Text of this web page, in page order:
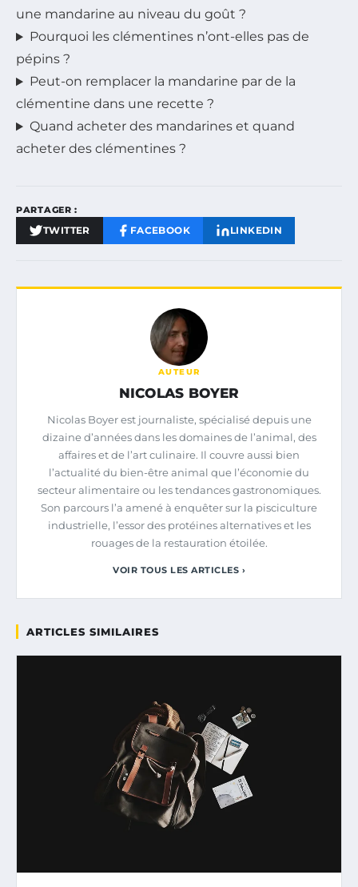
une mandarine au niveau du goût ?
Pourquoi les clémentines n’ont-elles pas de
pépins ?
Peut-on remplacer la mandarine par de la
clémentine dans une recette ?
Quand acheter des mandarines et quand
acheter des clémentines ?
PARTAGER :
TWITTER FACEBOOK LINKEDIN
AUTEUR
NICOLAS BOYER
Nicolas Boyer est journaliste, spécialisé depuis une
dizaine d’années dans les domaines de l’animal, des
affaires et de l’art culinaire. Il couvre aussi bien
l’actualité du bien-être animal que l’économie du
secteur alimentaire ou les tendances gastronomiques.
Son parcours l’a amené à enquêter sur la pisciculture
industrielle, l’essor des protéines alternatives et les
rouages de la restauration étoilée.
VOIR TOUS LES ARTICLES ›
ARTICLES SIMILAIRES